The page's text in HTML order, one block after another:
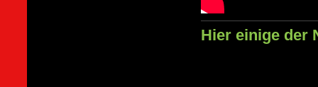
Hier einige der